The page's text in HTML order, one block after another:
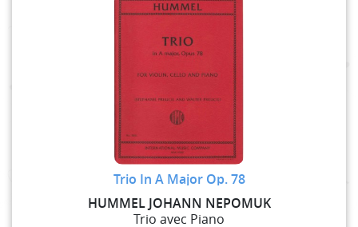
Trio In A Major Op. 78
HUMMEL JOHANN NEPOMUK
Trio avec Piano